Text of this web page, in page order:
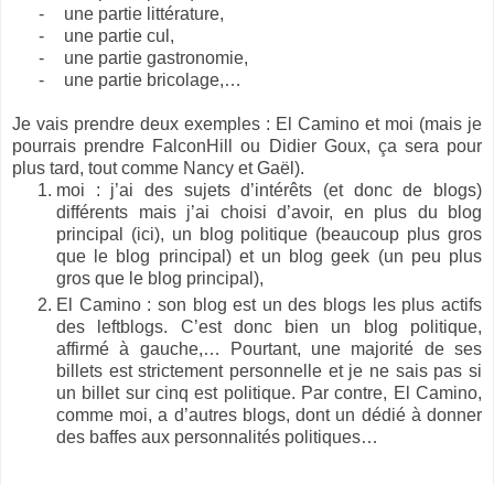
-
une partie littérature,
-
une partie cul,
-
une partie gastronomie,
-
une partie bricolage,…
Je vais prendre deux exemples : El Camino et moi (mais je
pourrais prendre FalconHill ou Didier Goux, ça sera pour
plus tard, tout comme Nancy et Gaël).
moi : j’ai des sujets d’intérêts (et donc de blogs)
différents mais j’ai choisi d’avoir, en plus du blog
principal (ici), un blog politique (beaucoup plus gros
que le blog principal) et un blog geek (un peu plus
gros que le blog principal),
El Camino : son blog est un des blogs les plus actifs
des leftblogs. C’est donc bien un blog politique,
affirmé à gauche,… Pourtant, une majorité de ses
billets est strictement personnelle et je ne sais pas si
un billet sur cinq est politique. Par contre, El Camino,
comme moi, a d’autres blogs, dont un dédié à donner
des baffes aux personnalités politiques…